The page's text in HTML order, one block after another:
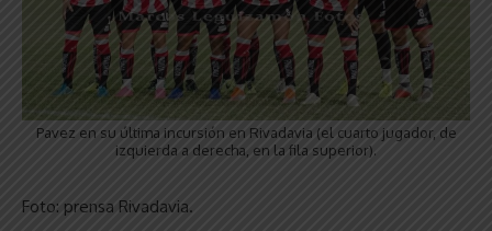
Pavez en su última incursión en Rivadavia (el cuarto jugador, de
izquierda a derecha, en la fila superior).
Foto: prensa Rivadavia.